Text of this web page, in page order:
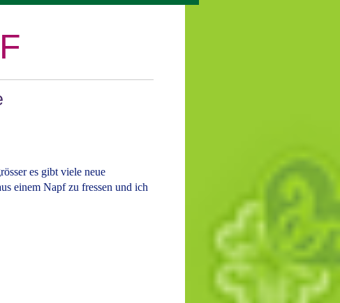
es gibt viele neue
einem Napf zu fressen und ich